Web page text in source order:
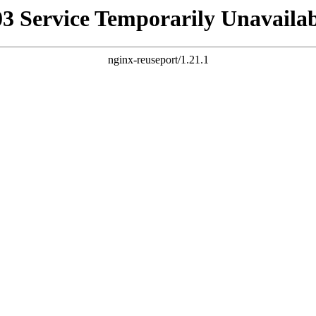
Service Temporarily
nginx-reuseport/1.21.1